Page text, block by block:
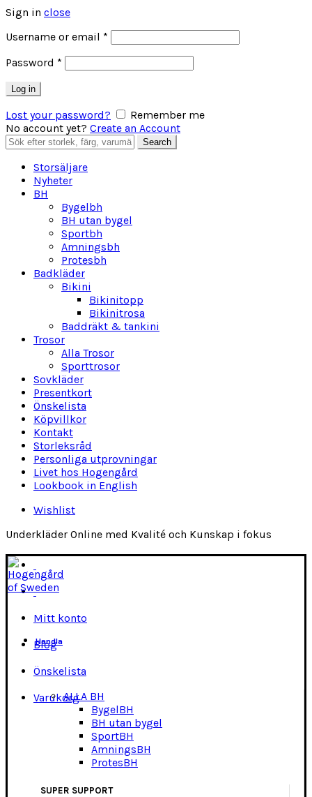
Sign in close
Username or email *
Password *
Log in
Lost your password?
Remember me
No account yet? Create an Account
Search
for:
Search
Storsäljare
Nyheter
BH
Bygelbh
BH utan bygel
Sportbh
Amningsbh
Protesbh
Badkläder
Bikini
Bikinitopp
Bikinitrosa
Baddräkt & tankini
Trosor
Alla Trosor
Sporttrosor
Sovkläder
Presentkort
Önskelista
Köpvillkor
Kontakt
Storleksråd
Personliga utprovningar
Livet hos Hogengård
Lookbook in English
Wishlist
Underkläder Online med Kvalité och Kunskap i fokus
Mitt konto
Blog
Önskelista
Varukorg
Handla
ALLA BH
BygelBH
BH utan bygel
SportBH
AmningsBH
ProtesBH
SUPER SUPPORT